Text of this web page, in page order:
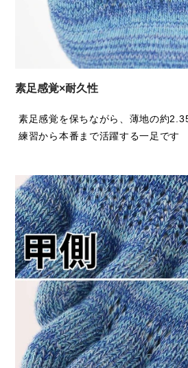
素足感覚×耐久性
素足感覚を保ちながら、薄地の約
練習から本番まで活躍する一足です